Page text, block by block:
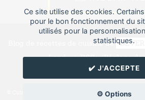
Ce site utilise des cookies.
pour le bon fonctionnement du
utilisés pour la
statistiques.
✔️ J'ACCEPTE
⚙️ Options
Blog de recettes de cuisine de
Land ⁄ RSS ⁄Réglage
✉️ Contacter
© Cuisine.land : La plateforme de blog spécialisée